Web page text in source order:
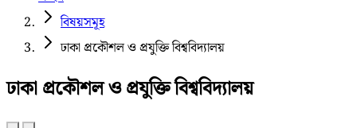
বিষয়সমূহ
ঢাকা প্রকৌশল ও প্রযুক্তি বিশ্ববিদ্যালয়
ঢাকা প্রকৌশল ও প্রযুক্তি বিশ্ববিদ্যালয়